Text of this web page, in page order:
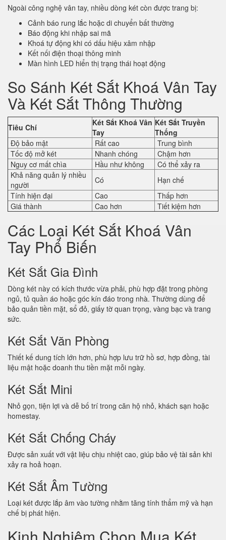
Ngoài công nghệ vân tay, nhiều dòng két còn được trang bị:
Cảnh báo rung lắc hoặc di chuyển bất thường
Báo động khi nhập sai mã
Khoá tự động khi có dấu hiệu xâm nhập
Kết nối điện thoại thông minh
Màn hình LED hiển thị trạng thái hoạt động
So Sánh Két Sắt Khoá Vân Tay
Và Két Sắt Thông Thường
Tiêu Chí
Két Sắt Khoá Vân
Tay
Két Sắt Truyền
Thống
Độ bảo mật
Rất cao
Trung bình
Tốc độ mở két
Nhanh chóng
Chậm hơn
Nguy cơ mất chìa
Hầu như không
Có thể xảy ra
Khả năng quản lý nhiều
người
Có
Hạn chế
Tính hiện đại
Cao
Thấp hơn
Giá thành
Cao hơn Tiết kiệm hơn
Các Loại Két Sắt Khoá Vân
Tay Phổ Biến
Két Sắt Gia Đình
Dòng két này có kích thước vừa phải, phù hợp đặt trong phòng
ngủ, tủ quần áo hoặc góc kín đáo trong nhà. Thường dùng để
bảo quản tiền mặt, sổ đỏ, giấy tờ quan trọng, vàng bạc và trang
sức.
Két Sắt Văn Phòng
Thiết kế dung tích lớn hơn, phù hợp lưu trữ hồ sơ, hợp đồng, tài
liệu mật hoặc doanh thu tiền mặt mỗi ngày.
Két Sắt Mini
Nhỏ gọn, tiện lợi và dễ bố trí trong căn hộ nhỏ, khách sạn hoặc
homestay.
Két Sắt Chống Cháy
Được sản xuất với vật liệu chịu nhiệt cao, giúp bảo vệ tài sản khi
xảy ra hoả hoạn.
Két Sắt Âm Tường
Loại két được lắp âm vào tường nhằm tăng tính thẩm mỹ và hạn
chế bị phát hiện.